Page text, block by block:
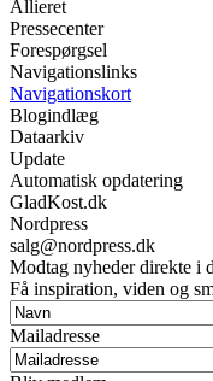
Allieret
Pressecenter
Forespørgsel
Navigationslinks
Navigationskort
Blogindlæg
Dataarkiv
Update
Automatisk opdatering
GladKost.dk
Nordpress
salg@nordpress.dk
Modtag nyheder direkte i
Få inspiration, viden og
Mailadresse